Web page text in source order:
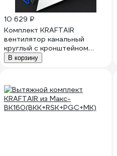
10 629 ₽
Комплект KRAFTAIR
вентилятор канальный
круглый с кронштейном
ВКК-160V+кронштейн
В корзину